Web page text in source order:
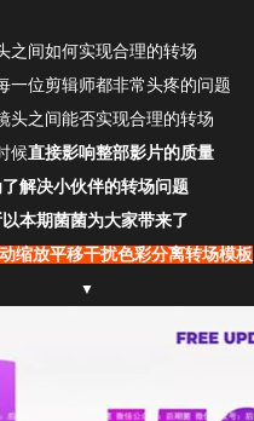
之间如何实现合理的转场
一位剪辑师都非常头疼的问题
头之间能否实现合理的转场
候直接影响整部影片的质量
解决小伙伴的转场问题
本期菌菌为大家带来了
缩放平移干扰色彩分离转场模板
▼